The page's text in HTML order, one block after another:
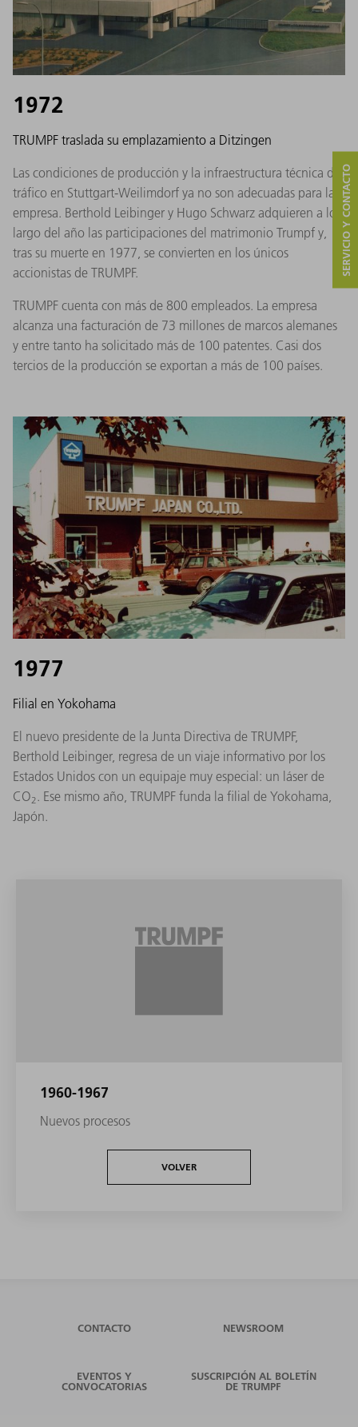
1972
TRUMPF traslada su emplazamiento a Ditzingen
Las condiciones de producción y la infraestructura técnica de
tráfico en Stuttgart-Weilimdorf ya no son adecuadas para la
empresa. Berthold Leibinger y Hugo Schwarz adquieren a lo
largo del año las participaciones del matrimonio Trumpf y,
tras su muerte en 1977, se convierten en los únicos
accionistas de TRUMPF.
TRUMPF cuenta con más de 800 empleados. La empresa
alcanza una facturación de 73 millones de marcos alemanes
y entre tanto ha solicitado más de 100 patentes. Casi dos
tercios de la producción se exportan a más de 100 países.
1977
Filial en Yokohama
El nuevo presidente de la Junta Directiva de TRUMPF,
Berthold Leibinger, regresa de un viaje informativo por los
Estados Unidos con un equipaje muy especial: un láser de
CO2 . Ese mismo año, TRUMPF funda la filial de Yokohama,
Japón.
1960-1967
Nuevos procesos
VOLVER
SERVICIO Y CONTACTO
CONTACTO NEWSROOM
EVENTOS Y
CONVOCATORIAS
SUSCRIPCIÓN AL BOLETÍN
DE TRUMPF